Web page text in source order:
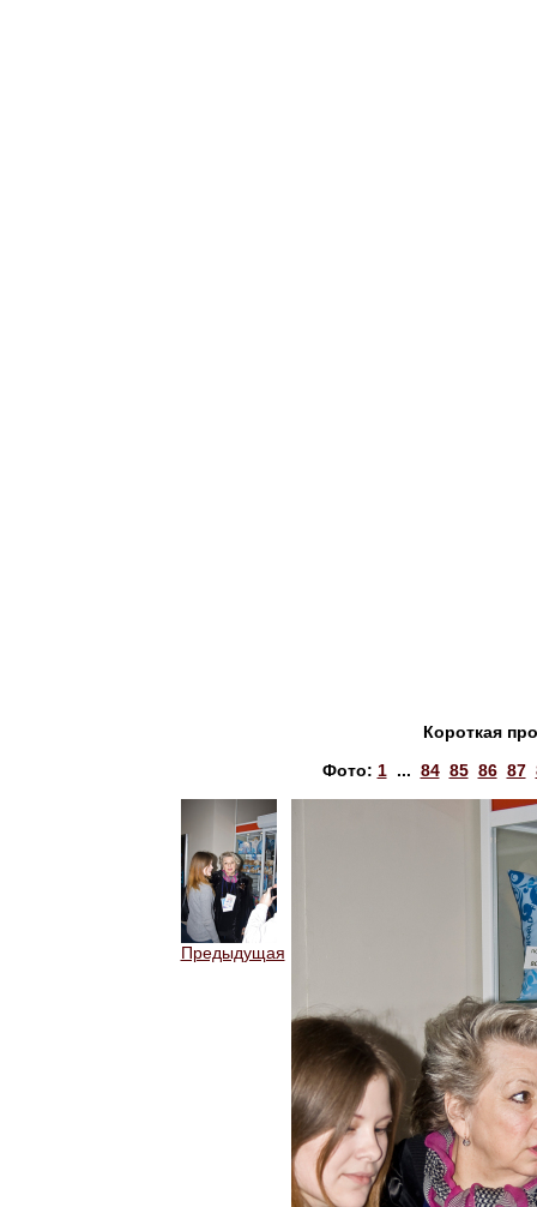
Короткая
Фото: 1... 84 85 86 87
Предыдущая